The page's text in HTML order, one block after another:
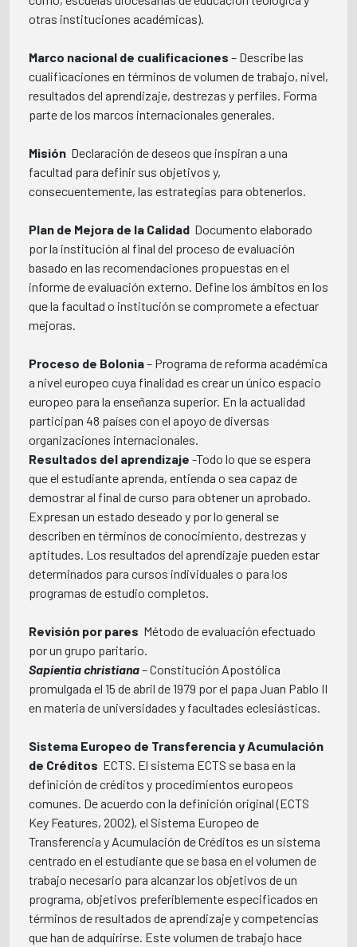
otras instituciones académicas).
Marco nacional de cualificaciones – Describe las
cualificaciones en términos de volumen de trabajo, nivel,
resultados del aprendizaje, destrezas y perfiles. Forma
parte de los marcos internacionales generales.
Misión  Declaración de deseos que inspiran a una
facultad para definir sus objetivos y,
consecuentemente, las estrategias para obtenerlos.
Plan de Mejora de la Calidad  Documento elaborado
por la institución al final del proceso de evaluación
basado en las recomendaciones propuestas en el
informe de evaluación externo. Define los ámbitos en los
que la facultad o institución se compromete a efectuar
mejoras.
Proceso de Bolonia– Programa de reforma académica
a nivel europeo cuya finalidad es crear un único espacio
europeo para la enseñanza superior. En la actualidad
participan 48 países con el apoyo de diversas
organizaciones internacionales.
Resultados del aprendizaje -Todo lo que se espera
que el estudiante aprenda, entienda o sea capaz de
demostrar al final de curso para obtener un aprobado.
Expresan un estado deseado y por lo general se
describen en términos de conocimiento, destrezas y
aptitudes. Los resultados del aprendizaje pueden estar
determinados para cursos individuales o para los
programas de estudio completos.
Revisión por pares  Método de evaluación efectuado
por un grupo paritario.
Sapientia christiana– Constitución Apostólica
promulgada el 15 de abril de 1979 por el papa Juan Pablo II
en materia de universidades y facultades eclesiásticas.
Sistema Europeo de Transferencia y Acumulación
de Créditos  ECTS. El sistema ECTS se basa en la
definición de créditos y procedimientos europeos
comunes. De acuerdo con la definición original (ECTS
Key Features, 2002), el Sistema Europeo de
Transferencia y Acumulación de Créditos es un sistema
centrado en el estudiante que se basa en el volumen de
trabajo necesario para alcanzar los objetivos de un
programa, objetivos preferiblemente especificados en
términos de resultados de aprendizaje y competencias
que han de adquirirse. Este volumen de trabajo hace